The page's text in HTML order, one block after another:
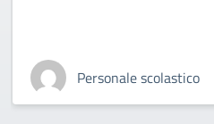
Personale scolastico